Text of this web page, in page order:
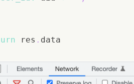
res . data